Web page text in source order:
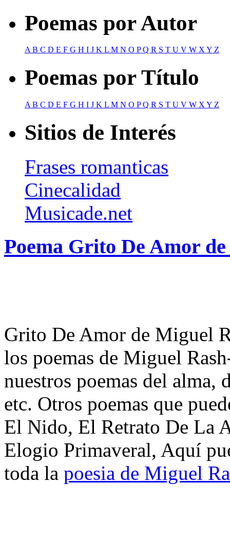
Poemas por Autor
AB C D E F G H I J K L M N O PQ R S T U V W XY Z
Poemas por Título
A B C D E F G H I J K L M N O PQ R S T U V W X Y Z
Sitios de Interés
Frases romanticas
Cinecalidad
Musicade.net
Poema Grito De Amor
Grito De Amor de Miguel
los poemas de Miguel
nuestros poemas del alma,
etc. Otros poemas que
El Nido, El Retrato De La
Elogio Primaveral, Aquí
toda la poesia de Miguel